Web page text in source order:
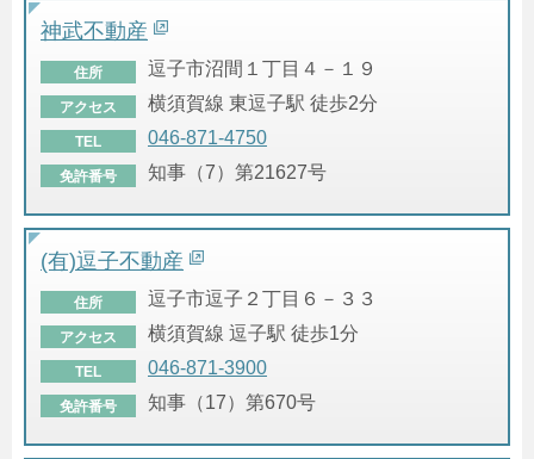
神武不動産
住所 逗子市沼間１丁目４－１９
アクセス 横須賀線 東逗子駅 徒歩2分
TEL 046-871-4750
免許番号 知事（7）第21627号
(有)逗子不動産
住所 逗子市逗子２丁目６－３３
アクセス 横須賀線 逗子駅 徒歩1分
TEL 046-871-3900
免許番号 知事（17）第670号